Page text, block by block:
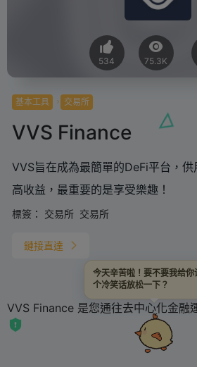
534 75.3K
基本工具 交易所
VVS Finance
VVS旨在成為最簡單的DeFi平台，
高收益，最重要的是享受樂趣！
標簽： 交易所 交易所
鏈接直達
VVS Finance 是您通往去中心化金融
今天辛苦啦！要不要我给你讲
个冷笑话放松一下？